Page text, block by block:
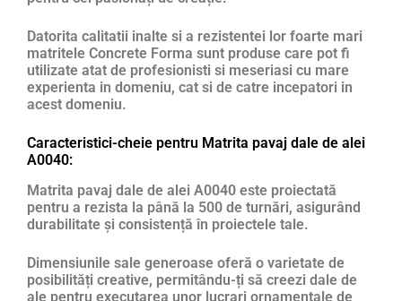
Datorita calitatii inalte si a rezistentei lor foarte mari
matritele Concrete Forma sunt produse care pot fi
utilizate atat de profesionisti si meseriasi cu mare
experienta in domeniu, cat si de catre incepatori in
acest domeniu.
Caracteristici-cheie pentru Matrita pavaj dale de alei
A0040:
Matrita pavaj dale de alei A0040 este proiectată
pentru a rezista la până la 500 de turnări, asigurând
durabilitate și consistență în proiectele tale.
Dimensiunile sale generoase oferă o varietate de
posibilități creative, permitându-ți să creezi dale de
ale pentru executarea unor lucrari ornamentale de